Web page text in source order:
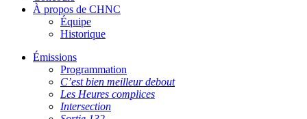
À propos de CHNC
Équipe
Historique
Émissions
Programmation
C’est bien meilleur debout
Les Heures complices
Intersection